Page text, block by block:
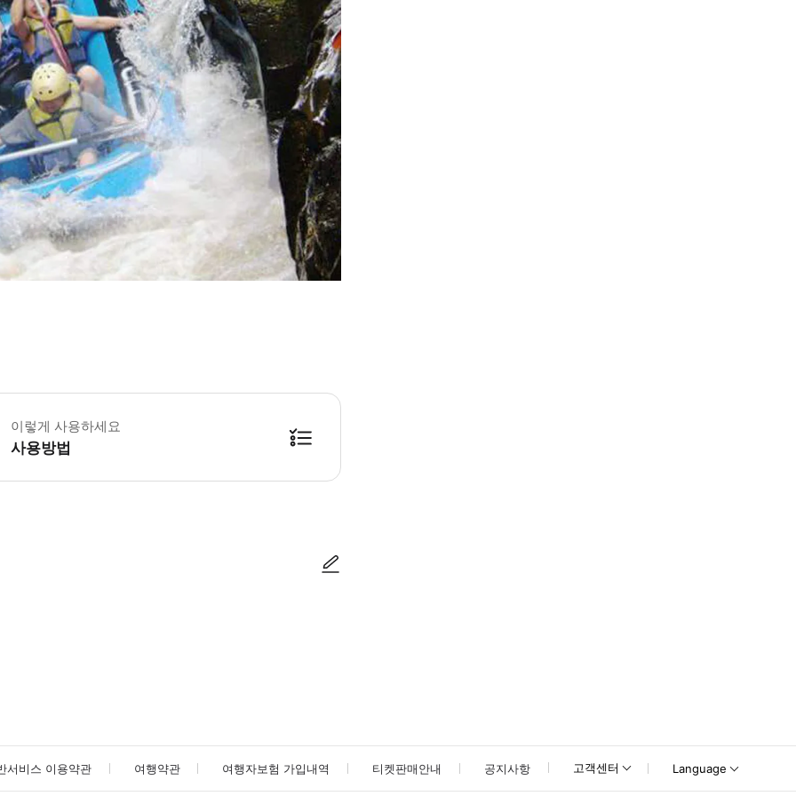
티비티에는 강화된 건강 & 위생 관련 규정이 적용됩니다. 자세한 내용은 하단의 액티비티 하이라이트를 확인해주세요.
이렇게 사용하세요
사용방법
서비스 이용약관 여행약관 여행자보험 가입내역 티켓판매안내 공지사항 고객센터 Language